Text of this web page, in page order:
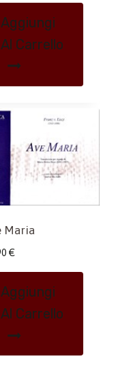
Aggiungi
Al Carrello
Maria
€
Aggiungi
Al Carrello